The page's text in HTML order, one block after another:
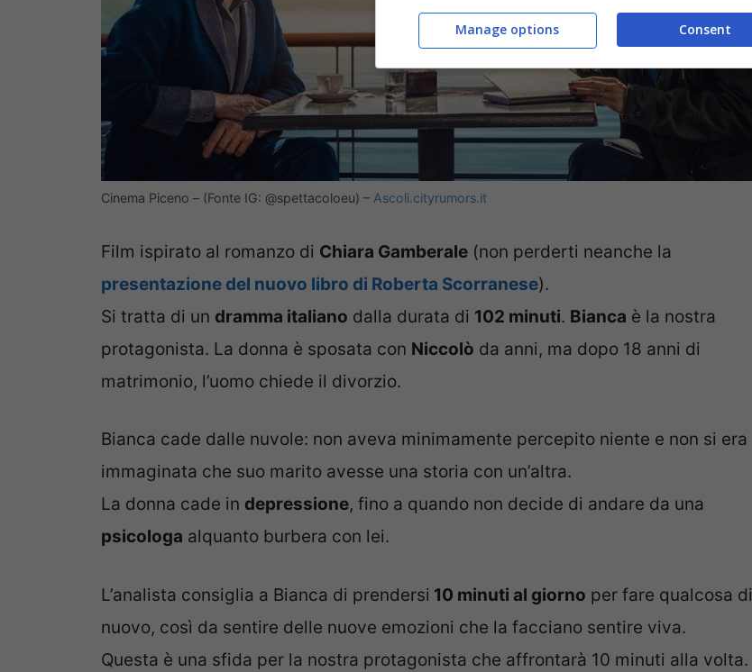
Cinema Piceno – (Fonte IG: @spettacoloeu) – Ascoli.cityrumors.it
Film ispirato al romanzo di Chiara Gamberale (non perderti neanche la
presentazione del nuovo libro di Roberta Scorranese).
Si tratta di un dramma italiano dalla durata di 102 minuti. Bianca è la nostra
protagonista. La donna è sposata con Niccolò da anni, ma dopo 18 anni di
matrimonio, l’uomo chiede il divorzio.
Bianca cade dalle nuvole: non aveva minimamente percepito niente e non si era
immaginata che suo marito avesse una storia con un’altra.
La donna cade in depressione, fino a quando non decide di andare da una
psicologa alquanto burbera con lei.
L’analista consiglia a Bianca di prendersi 10 minuti al giorno per fare qualcosa di
nuovo, così da sentire delle nuove emozioni che la facciano sentire viva.
Questa è una sfida per la nostra protagonista che affrontarà 10 minuti alla volta.
Consent
Manage options